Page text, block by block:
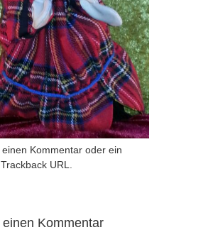
Kommentar oder ein
Trackback URL.
Kommentar